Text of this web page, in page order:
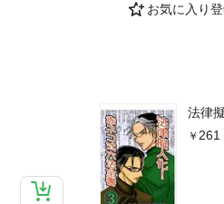
お気に入り
法律
261